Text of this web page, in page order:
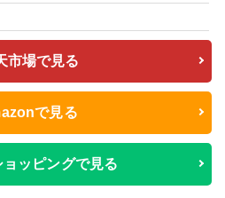
市場で見る
で見る
ッピングで見る